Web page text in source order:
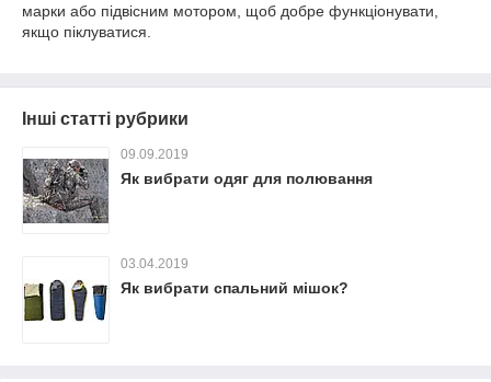
марки або підвісним мотором, щоб добре функціонувати,
якщо піклуватися.
Інші статті рубрики
09.09.2019
Як вибрати одяг для полювання
03.04.2019
Як вибрати спальний мішок?